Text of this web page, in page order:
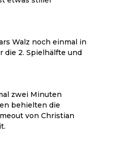
Walz noch einmal in
die 2. Spielhälfte und
zwei Minuten
behielten die
von Christian